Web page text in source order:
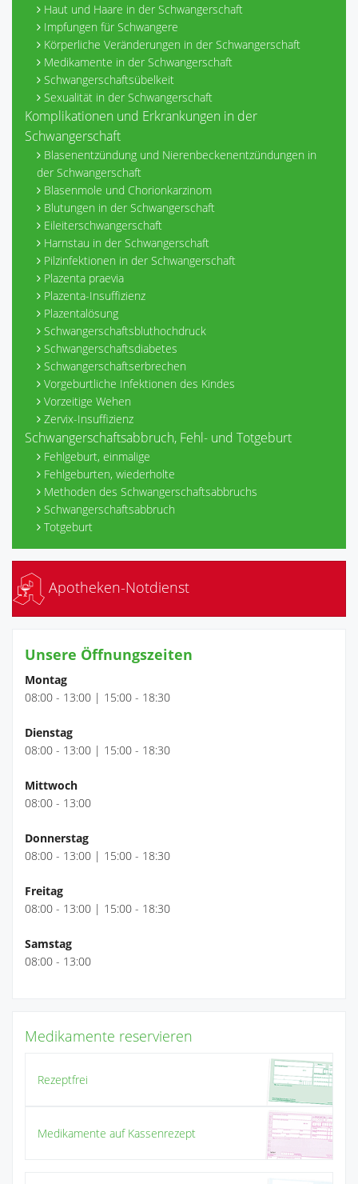
Haut und Haare in der Schwangerschaft
Impfungen für Schwangere
Körperliche Veränderungen in der Schwangerschaft
Medikamente in der Schwangerschaft
Schwangerschaftsübelkeit
Sexualität in der Schwangerschaft
Komplikationen und Erkrankungen in der
Schwangerschaft
Blasenentzündung und Nierenbeckenentzündungen in
der Schwangerschaft
Blasenmole und Chorionkarzinom
Blutungen in der Schwangerschaft
Eileiterschwangerschaft
Harnstau in der Schwangerschaft
Pilzinfektionen in der Schwangerschaft
Plazenta praevia
Plazenta-Insuffizienz
Plazentalösung
Schwangerschaftsbluthochdruck
Schwangerschaftsdiabetes
Schwangerschaftserbrechen
Vorgeburtliche Infektionen des Kindes
Vorzeitige Wehen
Zervix-Insuffizienz
Schwangerschaftsabbruch, Fehl- und Totgeburt
Fehlgeburt, einmalige
Fehlgeburten, wiederholte
Methoden des Schwangerschaftsabbruchs
Schwangerschaftsabbruch
Totgeburt
Apotheken-Notdienst
Unsere Öffnungszeiten
Montag
08:00 - 13:00 | 15:00 - 18:30
Dienstag
08:00 - 13:00 | 15:00 - 18:30
Mittwoch
08:00 - 13:00
Donnerstag
08:00 - 13:00 | 15:00 - 18:30
Freitag
08:00 - 13:00 | 15:00 - 18:30
Samstag
08:00 - 13:00
Medikamente reservieren
Rezeptfrei
Medikamente auf Kassenrezept